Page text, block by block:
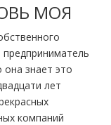
МОЯ
она знает это
лет
компаний